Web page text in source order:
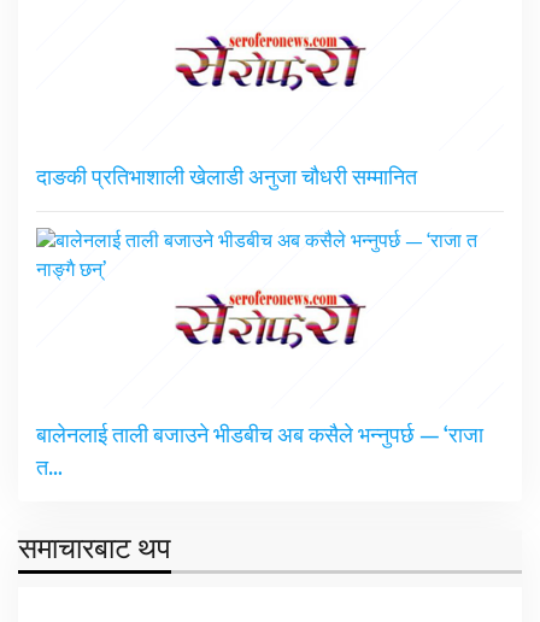
दाङकी प्रतिभाशाली खेलाडी अनुजा चौधरी सम्मानित
बालेनलाई ताली बजाउने भीडबीच अब कसैले भन्नुपर्छ — ‘राजा
त…
समाचारबाट थप